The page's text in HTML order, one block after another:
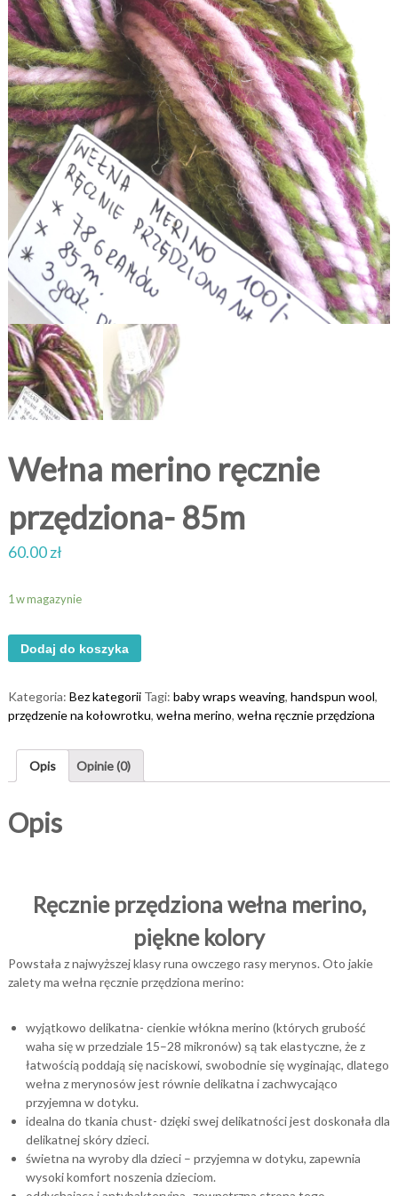
Wełna merino ręcznie
przędziona- 85m
60.00zł
1 w magazynie
Dodaj do koszyka
Kategoria: Bez kategorii Tagi: baby wraps weaving, handspun wool,
przędzenie na kołowrotku, wełna merino, wełna ręcznie przędziona
Opis Opinie (0)
Opis
Ręcznie przędziona wełna merino,
piękne kolory
Powstała z najwyższej klasy runa owczego rasy merynos. Oto jakie
zalety ma wełna ręcznie przędziona merino:
wyjątkowo delikatna- cienkie włókna merino (których grubość
waha się w przedziale 15–28 mikronów) są tak elastyczne, że z
łatwością poddają się naciskowi, swobodnie się wyginając, dlatego
wełna z merynosów jest równie delikatna i zachwycająco
przyjemna w dotyku.
idealna do tkania chust- dzięki swej delikatności jest doskonała dla
delikatnej skóry dzieci.
świetna na wyroby dla dzieci – przyjemna w dotyku, zapewnia
wysoki komfort noszenia dzieciom.